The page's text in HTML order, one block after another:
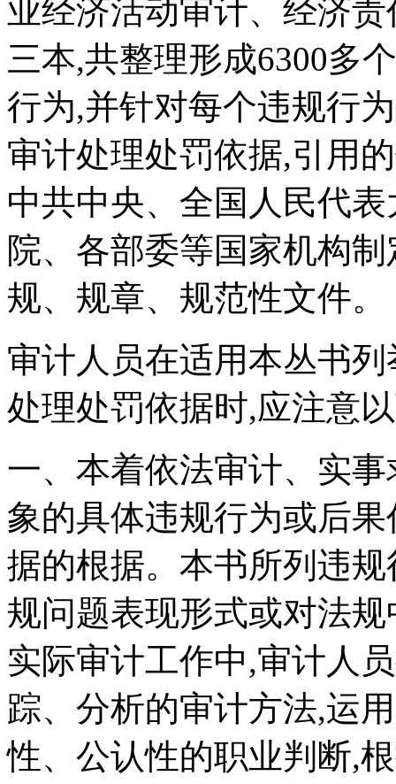
业经济活动审计、经济
三本,共整理形成6300多
行为,并针对每个违规行
审计处理处罚依据,引用
中共中央、全国人民代
院、各部委等国家机构
规、规章、规范性文件。
审计人员在适用本丛书
处理处罚依据时,应注意
一、本着依法审计、实
象的具体违规行为或后
据的根据。本书所列违
规问题表现形式或对法
实际审计工作中,审计人
踪、分析的审计方法,运
性、公认性的职业判断,